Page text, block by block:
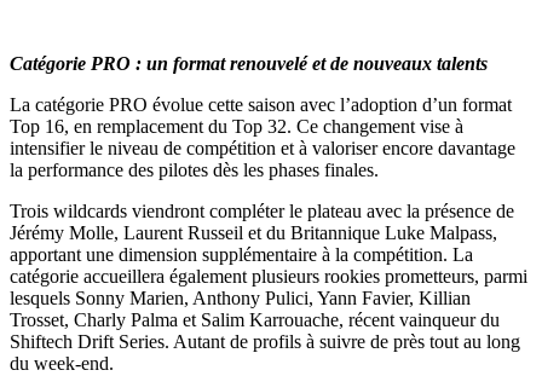
Catégorie PRO : un format renouvelé et de nouveaux talents
La catégorie PRO évolue cette saison avec l’adoption d’un format
Top 16, en remplacement du Top 32. Ce changement vise à
intensifier le niveau de compétition et à valoriser encore davantage
la performance des pilotes dès les phases finales.
Trois wildcards viendront compléter le plateau avec la présence de
Jérémy Molle, Laurent Russeil et du Britannique Luke Malpass,
apportant une dimension supplémentaire à la compétition. La
catégorie accueillera également plusieurs rookies prometteurs, parmi
lesquels Sonny Marien, Anthony Pulici, Yann Favier, Killian
Trosset, Charly Palma et Salim Karrouache, récent vainqueur du
Shiftech Drift Series. Autant de profils à suivre de près tout au long
du week-end.